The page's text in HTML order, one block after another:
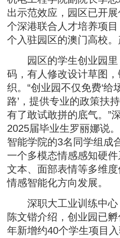
出示范效应，园区已开
个深港联合人才培养项
个入驻园区的澳门高校。
园区的学生创业园里
码，有人修改设计草图
织。“创业园不仅免费‘给
路’，提供专业的政策扶
有了敢试敢拼的底气。”
2025届毕业生罗丽娜说
智能学院的3名同学组成
一个多模态情感感知硬件
文本、面部表情等多维
情感智能化方向发展。
深职大工业训练中心
陈文锴介绍，创业园已
年新增约40个学生项目